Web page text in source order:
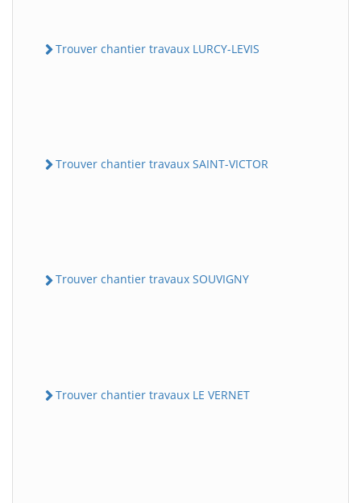
Trouver chantier travaux LURCY-LEVIS
Trouver chantier travaux SAINT-VICTOR
Trouver chantier travaux SOUVIGNY
Trouver chantier travaux LE VERNET